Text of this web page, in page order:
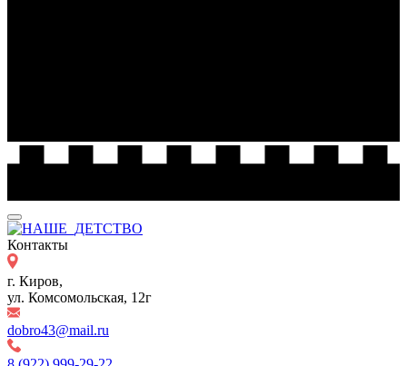
Контакты
г. Киров,
ул. Комсомольская, 12г
dobro43@mail.ru